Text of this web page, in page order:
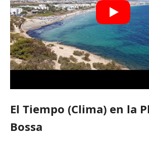
El Tiempo (Clima) en la
Bossa